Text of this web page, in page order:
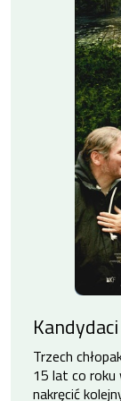
Trzech
15 lat co roku
nakręcić